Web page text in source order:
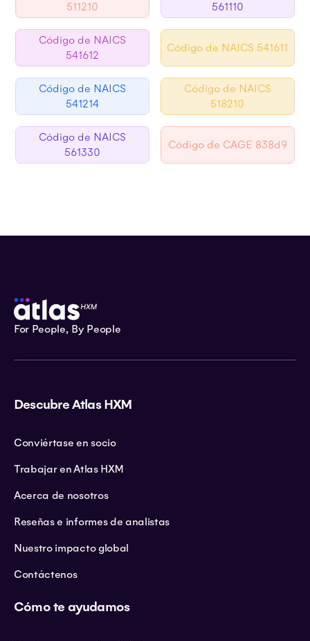
511210
561110
Código de NAICS
541612
Código de NAICS 541611
Código de NAICS
541214
Código de NAICS
518210
Código de NAICS
561330
Código de CAGE 838d9
For People, By People
Descubre Atlas HXM
Conviértase en socio
Trabajar en Atlas HXM
Acerca de nosotros
Reseñas e informes de analistas
Nuestro impacto global
Contáctenos
Cómo te ayudamos